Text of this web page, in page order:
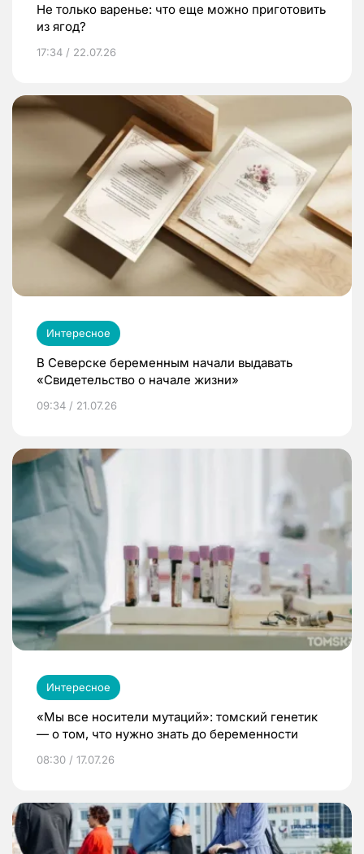
Не только варенье: что еще можно приготовить
из ягод?
17:34 / 22.07.26
Интересное
В Северске беременным начали выдавать
«Свидетельство о начале жизни»
09:34 / 21.07.26
Интересное
«Мы все носители мутаций»: томский генетик
— о том, что нужно знать до беременности
08:30 / 17.07.26